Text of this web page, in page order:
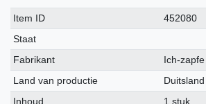
Technisch
kenmerk
Waarde
Item ID
452080
Staat
Fabrikant
Ich-zapfe
Land van productie
Duitsland
Inhoud
1 stuk